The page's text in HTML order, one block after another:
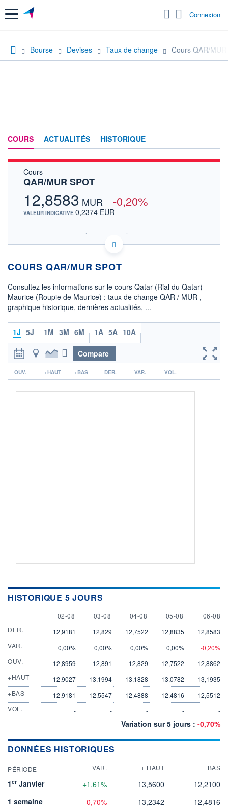
Menu Connexion
Bourse Devises Taux de change Cours QAR/
COURS ACTUALITÉS HISTORIQUE
Cours
QAR/MUR SPOT
12,8583 MUR -0,20%
VALEUR INDICATIVE 0,2374 EUR
SIX - FOREX 2 DONNÉES TEMPS RÉEL
Politique d'exécution
07h35
13,0
OUVERTURE
12,8862
CLÔTURE VEILLE
13,1935 12,5512
COTATION SPÉCIFIQUE
COURS QAR/MUR SPOT
Consultez les informations sur le cours Qatar (Rial du Qatar) -
Maurice (Roupie de Maurice) : taux de change QAR / MUR ,
graphique historique, dernières actualités, ...
1J 5J 1M 3M 6M 1A 5A 10A
Compare
r
OUV. +HAUT +BAS DER. VAR. VOL.
HISTORIQUE 5 JOURS
2 AUGUST
02-08 3 AUGUST
03-08 4 AUGUST
04-08 5 AUGUST
05-08 6
06-08
DER.
12,9181 12,829 12,7522 12,8835
12,8583
VAR.
0,00% 0,00% 0,00% 0,00%
-0,20%
OUV.
12,8959 12,891 12,829 12,7522
12,8862
+HAUT
12,9027 13,1994 13,1828 13,0782
13,1935
+BAS
12,9181 12,5547 12,4888 12,4816
12,5512
VOL.
- - - - -
Variation sur 5 jours : -0,70%
DONNÉES HISTORIQUES
PÉRIODE VAR. + HAUT + BAS
1er Janvier +1,61% 13,5600
12,2100
1 semaine
-0,70% 13,2342
12,4816